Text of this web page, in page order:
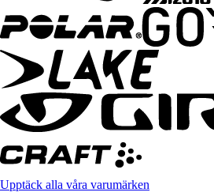
Upptäck alla våra varumärken